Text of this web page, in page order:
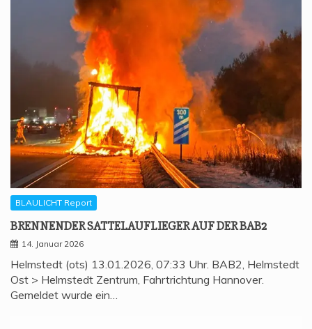
BLAULICHT Report
BREN­NEN­DER SAT­TEL­AUF­LIE­GER AUF DER BAB2
14. Januar 2026
Helmstedt (ots) 13.01.2026, 07:33 Uhr. BAB2, Helmstedt
Ost > Helmstedt Zentrum, Fahrtrichtung Hannover.
Gemeldet wurde ein…